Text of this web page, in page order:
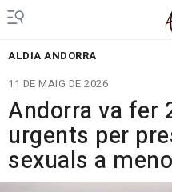
ALDIA ANDORRA
11 DE MAIG DE 2026
Andorra va fer
urgents per
sexuals a